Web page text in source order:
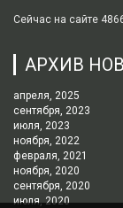
Сейчас на сайте
АРХИВ
апреля, 2025
сентября, 2023
июля, 2023
ноября, 2022
февраля, 2021
ноября, 2020
сентября, 2020
июля, 2020